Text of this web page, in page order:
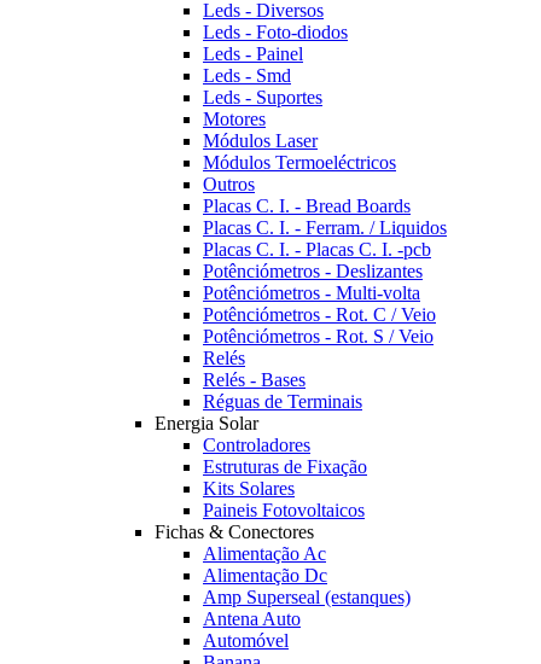
Leds - Diversos
Leds - Foto-diodos
Leds - Painel
Leds - Smd
Leds - Suportes
Motores
Módulos Laser
Módulos Termoeléctricos
Outros
Placas C. I. - Bread Boards
Placas C. I. - Ferram. / Liquidos
Placas C. I. - Placas C. I. -pcb
Potênciómetros - Deslizantes
Potênciómetros - Multi-volta
Potênciómetros - Rot. C / Veio
Potênciómetros - Rot. S / Veio
Relés
Relés - Bases
Réguas de Terminais
Energia Solar
Controladores
Estruturas de Fixação
Kits Solares
Paineis Fotovoltaicos
Fichas & Conectores
Alimentação Ac
Alimentação Dc
Amp Superseal (estanques)
Antena Auto
Automóvel